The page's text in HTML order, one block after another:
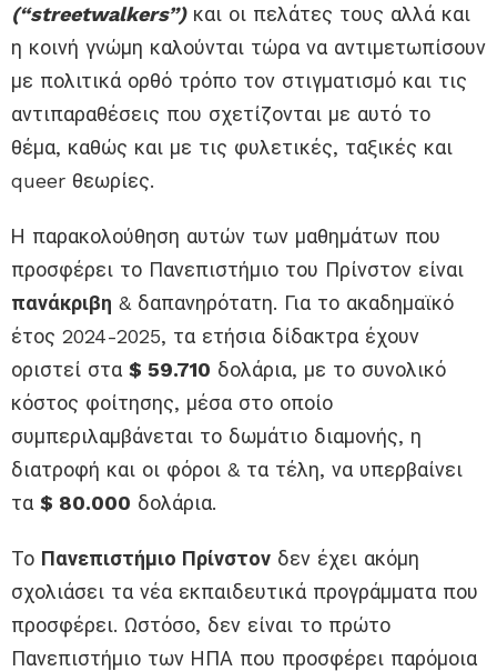
(“streetwalkers”) και οι πελάτες τους αλλά και
η κοινή γνώμη καλούνται τώρα να αντιμετωπίσουν
με πολιτικά ορθό τρόπο τον στιγματισμό και τις
αντιπαραθέσεις που σχετίζονται με αυτό το
θέμα, καθώς και με τις φυλετικές, ταξικές και
queer θεωρίες.
Η παρακολούθηση αυτών των μαθημάτων που
προσφέρει το Πανεπιστήμιο του Πρίνστον είναι
πανάκριβη & δαπανηρότατη. Για το ακαδημαϊκό
έτος 2024-2025, τα ετήσια δίδακτρα έχουν
οριστεί στα $ 59.710 δολάρια, με το συνολικό
κόστος φοίτησης, μέσα στο οποίο
συμπεριλαμβάνεται το δωμάτιο διαμονής, η
διατροφή και οι φόροι & τα τέλη, να υπερβαίνει
τα $ 80.000 δολάρια.
Το Πανεπιστήμιο Πρίνστον δεν έχει ακόμη
σχολιάσει τα νέα εκπαιδευτικά προγράμματα που
προσφέρει. Ωστόσο, δεν είναι το πρώτο
Πανεπιστήμιο των ΗΠΑ που προσφέρει παρόμοια